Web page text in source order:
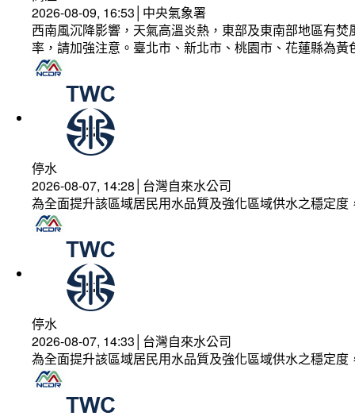
2026-08-09, 16:53│中央氣象署
西南風沉降影響，天氣高溫炎熱，東部及東南部地區有
率，請加強注意。臺北市、新北市、桃園市、花蓮縣為
停水
2026-08-07, 14:28│台灣自來水公司
為全面提升該區域居民用水品質及強化區域供水之穩定
停水
2026-08-07, 14:33│台灣自來水公司
為全面提升該區域居民用水品質及強化區域供水之穩定